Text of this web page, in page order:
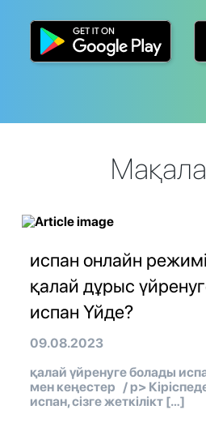
испан онлайн
қалай дұрыс
испан Үйде?
09.08.2023
қалай үйренуге болады
мен кеңестер / p>
испан, сізге жеткілікт […]